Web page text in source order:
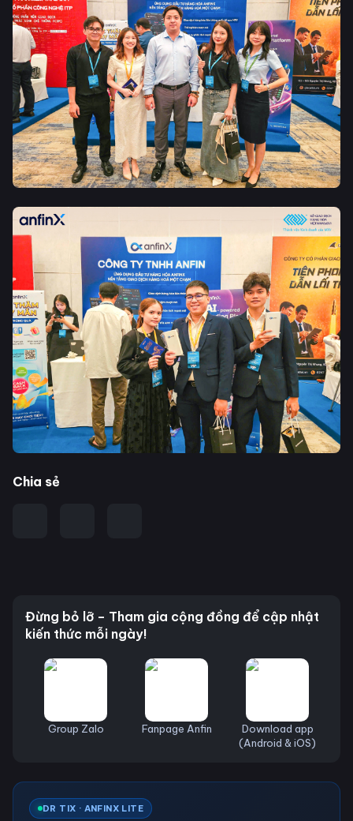
Chia sẻ
Đừng bỏ lỡ – Tham gia cộng đồng để cập nhật
kiến thức mỗi ngày!
Group Zalo Fanpage Anfin
Download app
(Android & iOS)
DR TIX · ANFINX LITE